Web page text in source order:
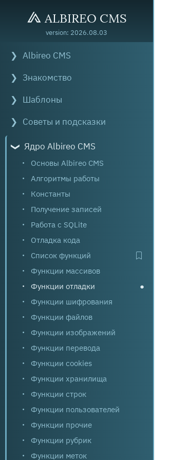
ALBIREO CMS
version: 2026.08.03
Albireo CMS
Знакомство
Шаблоны
Советы и подсказки
Ядро Albireo CMS
Основы Albireo CMS
Алгоритмы работы
Константы
Получение записей
Работа с SQLite
Отладка кода
Список функций
Функции массивов
Функции отладки
●
Функции шифрования
Функции файлов
Функции изображений
Функции перевода
Функции cookies
Функции хранилища
Функции строк
Функции пользователей
Функции прочие
Функции рубрик
Функции меток